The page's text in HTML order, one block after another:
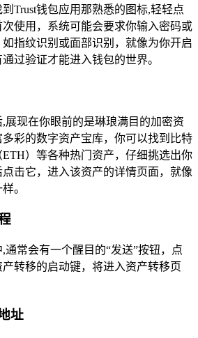
Trust钱包应用那熟悉的图标,轻轻点
使用，系统可能会要求你输入密码或
指纹识别或面部识别，就像为你开启
过验证才能进入钱包的世界。
展现在你眼前的是琳琅满目的加密资
彩的数字资产宝库，你可以找到比特
）等各种热门资产，仔细挑选出你
击它，进入该资产的详情页面，就像
。
通常会有一个醒目的“发送”按钮，点
转移的启动键，将进入资产转移页
址